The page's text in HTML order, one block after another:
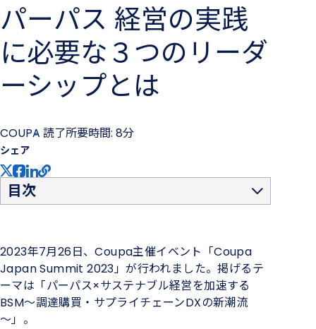
パーパス 経営の実践
に必要な３つのリーダ
ーシップとは
COUPA 読了所要時間: 8分
シェア
目次
存在感のある企業に共通する３つのポイント
ビジネスに「人間本来の衝動」を取り戻すことがリーダー
の役割
2023年7月26日、Coupa主催イベント「Coupa
Japan Summit 2023」が行われました。掲げるテ
ーマは「パーパス×サステナブル経営を加速する
BSM～調達購買・サプライチェーンDXの新潮流
～」。